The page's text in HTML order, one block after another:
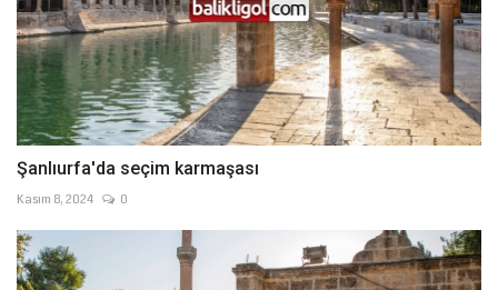
Şanlıurfa'da seçim karmaşası
Kasım 8, 2024 0